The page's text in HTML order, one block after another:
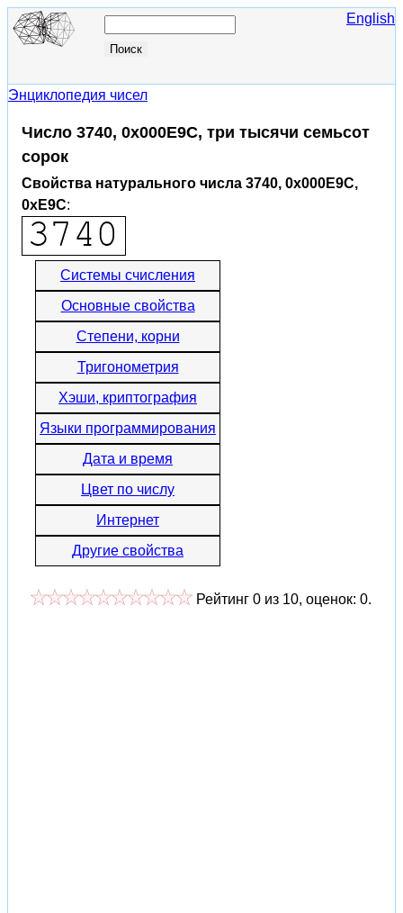
English
Энциклопедия чисел
Число 3740, 0x000E9C, три тысячи семьсот
сорок
Свойства натурального числа 3740, 0x000E9C,
0xE9C:
Системы счисления
Основные свойства
Степени, корни
Тригонометрия
Хэши, криптография
Языки программирования
Дата и время
Цвет по числу
Интернет
Другие свойства
Рейтинг 0 из 10, оценок: 0.